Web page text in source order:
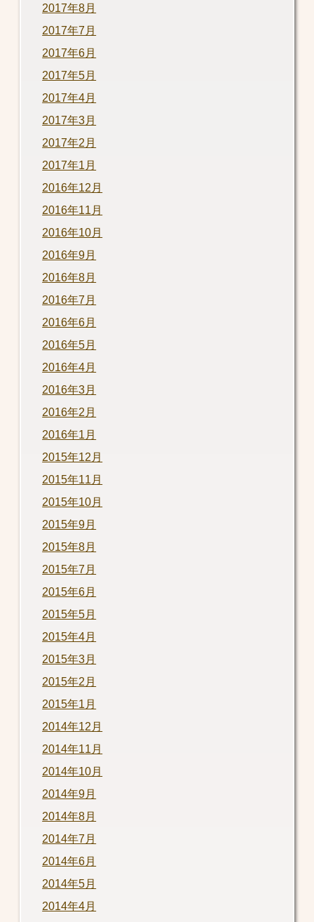
2017年8月
2017年7月
2017年6月
2017年5月
2017年4月
2017年3月
2017年2月
2017年1月
2016年12月
2016年11月
2016年10月
2016年9月
2016年8月
2016年7月
2016年6月
2016年5月
2016年4月
2016年3月
2016年2月
2016年1月
2015年12月
2015年11月
2015年10月
2015年9月
2015年8月
2015年7月
2015年6月
2015年5月
2015年4月
2015年3月
2015年2月
2015年1月
2014年12月
2014年11月
2014年10月
2014年9月
2014年8月
2014年7月
2014年6月
2014年5月
2014年4月